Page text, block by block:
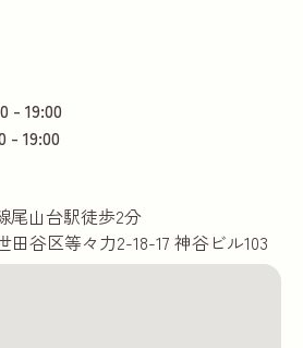
- 19:00
- 19:00
尾山台駅徒歩2分
田谷区等々力2-18-17 神谷ビル103